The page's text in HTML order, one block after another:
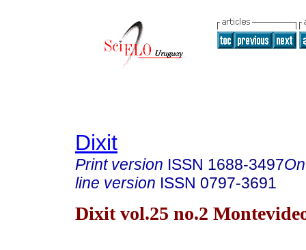
Dixit
Print version ISSN 1688-3497
line version ISSN 0797-3691
Dixit vol.25 no.2